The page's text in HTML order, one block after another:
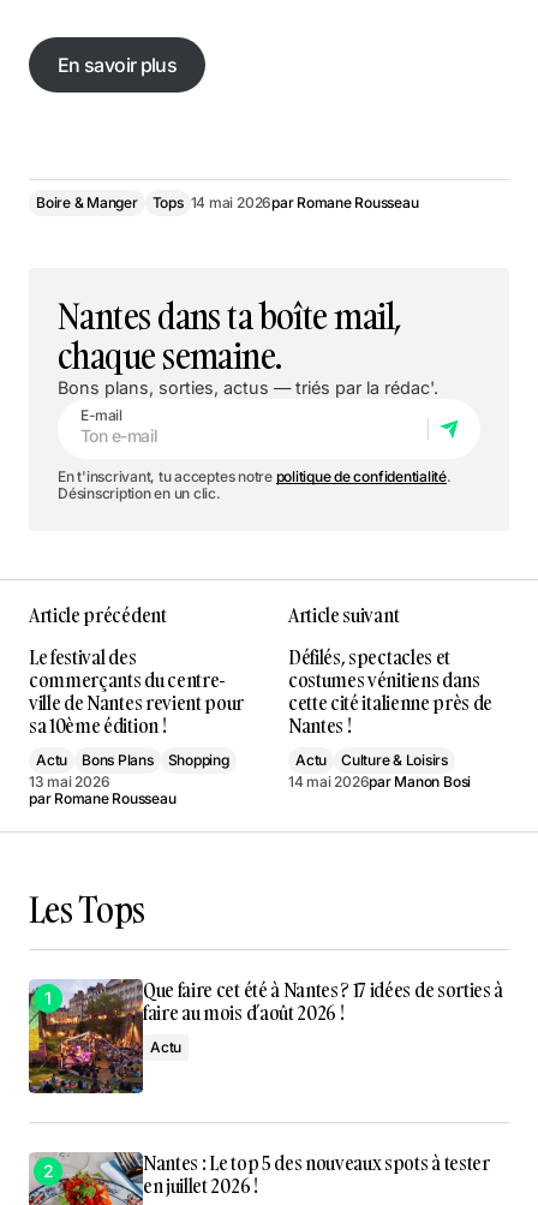
En savoir plus
En savoir plus
Boire & Manger Tops 14 mai 2026par Romane Rousseau
Nantes dans ta boîte mail,
chaque semaine.
Bons plans, sorties, actus — triés par la rédac'.
E-mail
En t'inscrivant, tu acceptes notre politique de confidentialité.
Désinscription en un clic.
Article précédent
Le festival des
commerçants du centre-
ville de Nantes revient pour
sa 10ème édition !
Actu Bons Plans
Shopping
13 mai 2026
par Romane Rousseau
Article suivant
Défilés, spectacles et
costumes vénitiens dans
cette cité italienne près de
Nantes !
Actu
Culture & Loisirs
14 mai 2026par Manon Bosi
Les Tops
Que faire cet été à Nantes ? 17 idées de sorties à
faire au mois d’août 2026 !
Actu
Nantes : Le top 5 des nouveaux spots à tester
en juillet 2026 !